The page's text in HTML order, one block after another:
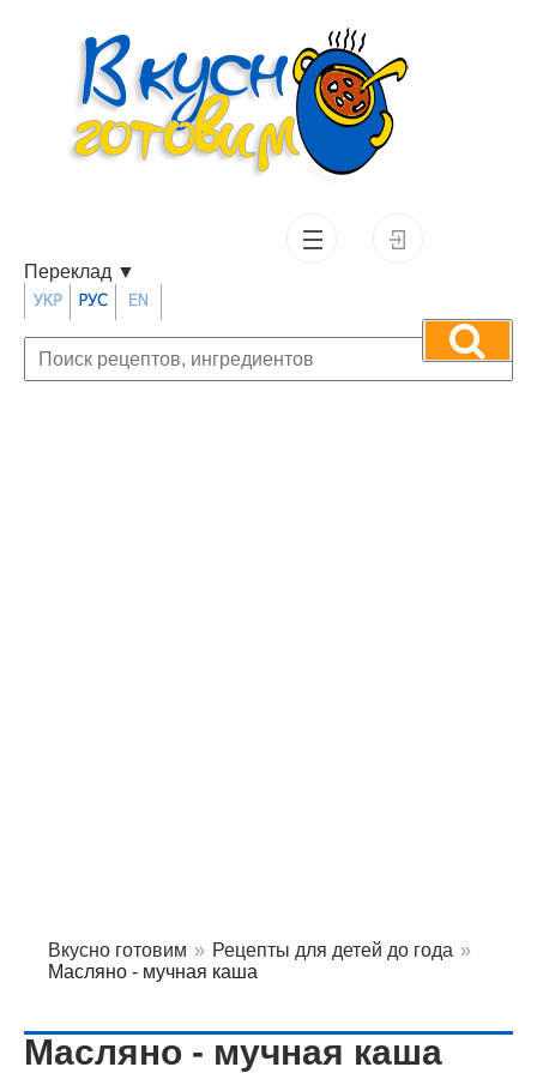
Переклад ▼
Вкусно готовим » Рецепты для детей до года »
Масляно - мучная каша
Масляно - мучная каша